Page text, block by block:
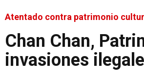
Atentado contra patrimonio
Chan Chan,
invasiones